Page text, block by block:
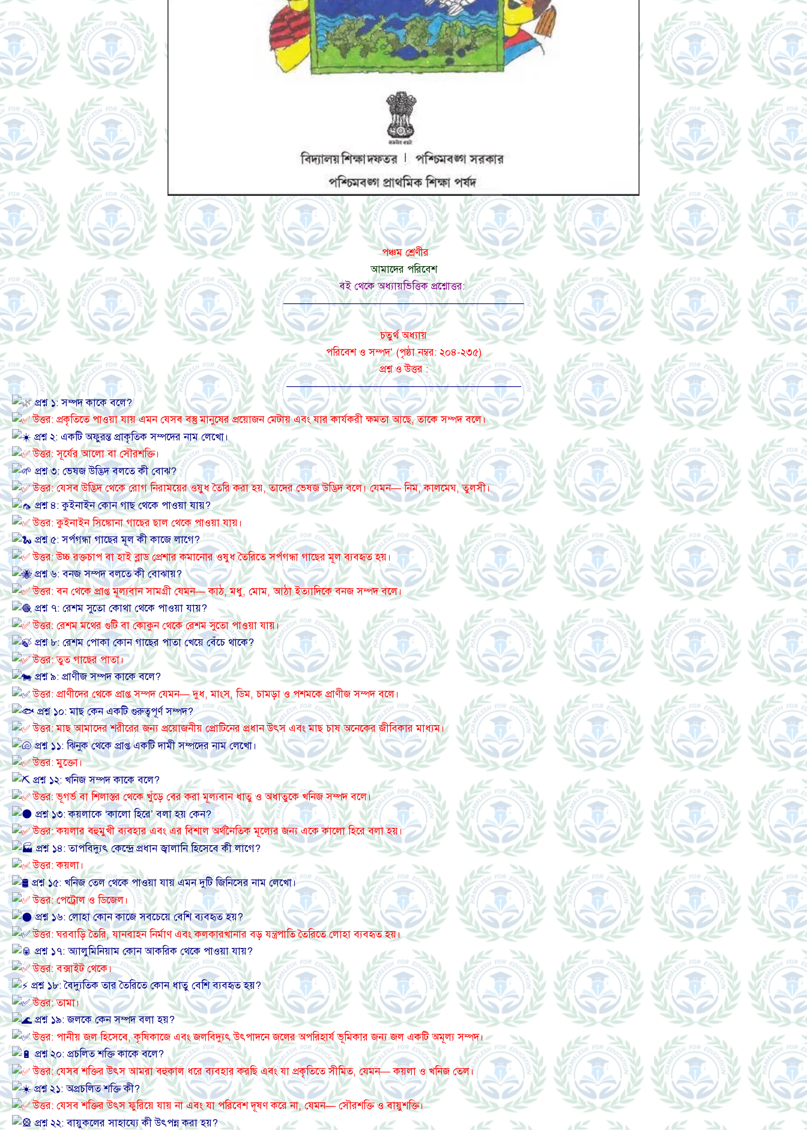
পঞ্চম শ্রেণীর
আমাদের পরিবেশ
বই থেকে অধ্যায়ভিত্তিক প্রশ্নোত্তর:
———————————————————————–
চতুর্থ অধ্যায়
পরিবেশ ও সম্পদ’ (পৃষ্ঠা নম্বর: ২০৪-২৩৫)
প্রশ্ন ও উত্তর :
———————————————————————
প্রশ্ন ১: সম্পদ কাকে বলে?
উত্তর: প্রকৃতিতে পাওয়া যায় এমন যেসব বস্তু মানুষের প্রয়োজন মেটায় এবং যার কার্যকরী ক্ষমতা আছে, তাকে সম্পদ বলে।
প্রশ্ন ২: একটি অফুরন্ত প্রাকৃতিক সম্পদের নাম লেখো।
উত্তর: সূর্যের আলো বা সৌরশক্তি।
প্রশ্ন ৩: ভেষজ উদ্ভিদ বলতে কী বোঝ?
উত্তর: যেসব উদ্ভিদ থেকে রোগ নিরাময়ের ওষুধ তৈরি করা হয়, তাদের ভেষজ উদ্ভিদ বলে। যেমন— নিম, কালমেঘ, তুলসী।
প্রশ্ন ৪: কুইনাইন কোন গাছ থেকে পাওয়া যায়?
উত্তর: কুইনাইন সিঙ্কোনা গাছের ছাল থেকে পাওয়া যায়।
প্রশ্ন ৫: সর্পগন্ধা গাছের মূল কী কাজে লাগে?
উত্তর: উচ্চ রক্তচাপ বা হাই ব্লাড প্রেশার কমানোর ওষুধ তৈরিতে সর্পগন্ধা গাছের মূল ব্যবহৃত হয়।
প্রশ্ন ৬: বনজ সম্পদ বলতে কী বোঝায়?
উত্তর: বন থেকে প্রাপ্ত মূল্যবান সামগ্রী যেমন— কাঠ, মধু, মোম, আঠা ইত্যাদিকে বনজ সম্পদ বলে।
প্রশ্ন ৭: রেশম সুতো কোথা থেকে পাওয়া যায়?
উত্তর: রেশম মথের গুটি বা কোকুন থেকে রেশম সুতো পাওয়া যায়।
প্রশ্ন ৮: রেশম পোকা কোন গাছের পাতা খেয়ে বেঁচে থাকে?
উত্তর: তুত গাছের পাতা।
প্রশ্ন ৯: প্রাণীজ সম্পদ কাকে বলে?
উত্তর: প্রাণীদের থেকে প্রাপ্ত সম্পদ যেমন— দুধ, মাংস, ডিম, চামড়া ও পশমকে প্রাণীজ সম্পদ বলে।
প্রশ্ন ১০: মাছ কেন একটি গুরুত্বপূর্ণ সম্পদ?
উত্তর: মাছ আমাদের শরীরের জন্য প্রয়োজনীয় প্রোটিনের প্রধান উৎস এবং মাছ চাষ অনেকের জীবিকার মাধ্যম।
প্রশ্ন ১১: ঝিনুক থেকে প্রাপ্ত একটি দামী সম্পদের নাম লেখো।
উত্তর: মুক্তো।
প্রশ্ন ১২: খনিজ সম্পদ কাকে বলে?
উত্তর: ভূগর্ভ বা শিলাস্তর থেকে খুঁড়ে বের করা মূল্যবান ধাতু ও অধাতুকে খনিজ সম্পদ বলে।
প্রশ্ন ১৩: কয়লাকে ‘কালো হিরে’ বলা হয় কেন?
উত্তর: কয়লার বহুমুখী ব্যবহার এবং এর বিশাল অর্থনৈতিক মূল্যের জন্য একে কালো হিরে বলা হয়।
প্রশ্ন ১৪: তাপবিদ্যুৎ কেন্দ্রে প্রধান জ্বালানি হিসেবে কী লাগে?
উত্তর: কয়লা।
প্রশ্ন ১৫: খনিজ তেল থেকে পাওয়া যায় এমন দুটি জিনিসের নাম লেখো।
উত্তর: পেট্রোল ও ডিজেল।
প্রশ্ন ১৬: লোহা কোন কাজে সবচেয়ে বেশি ব্যবহৃত হয়?
উত্তর: ঘরবাড়ি তৈরি, যানবাহন নির্মাণ এবং কলকারখানার বড় যন্ত্রপাতি তৈরিতে লোহা ব্যবহৃত হয়।
প্রশ্ন ১৭: অ্যালুমিনিয়াম কোন আকরিক থেকে পাওয়া যায়?
উত্তর: বক্সাইট থেকে।
প্রশ্ন ১৮: বৈদ্যুতিক তার তৈরিতে কোন ধাতু বেশি ব্যবহৃত হয়?
উত্তর: তামা।
প্রশ্ন ১৯: জলকে কেন সম্পদ বলা হয়?
উত্তর: পানীয় জল হিসেবে, কৃষিকাজে এবং জলবিদ্যুৎ উৎপাদনে জলের অপরিহার্য ভূমিকার জন্য জল একটি অমূল্য সম্পদ।
প্রশ্ন ২০: প্রচলিত শক্তি কাকে বলে?
উত্তর: যেসব শক্তির উৎস আমরা বহুকাল ধরে ব্যবহার করছি এবং যা প্রকৃতিতে সীমিত, যেমন— কয়লা ও খনিজ তেল।
প্রশ্ন ২১: অপ্রচলিত শক্তি কী?
উত্তর: যেসব শক্তির উৎস ফুরিয়ে যায় না এবং যা পরিবেশ দূষণ করে না, যেমন— সৌরশক্তি ও বায়ুশক্তি।
প্রশ্ন ২২: বায়ুকলের সাহায্যে কী উৎপন্ন করা হয়?